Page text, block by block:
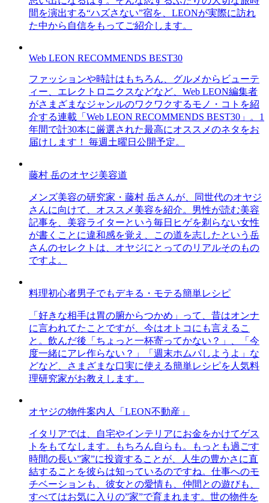
間を演出する“ハズさない”宿を、LEONが実際に訪れ
た中から自信をもってご紹介します。
Web LEON RECOMMENDS BEST30
ファッションや時計はもちろん、グルメからビューテ
ィー、エレクトロニクスなどなど、Web LEON編集者
がさまざまなジャンルのワクワクするモノ・コトを紹
介する連載「Web LEON RECOMMENDS BEST30」。1
年間で計30本に厳選された最高にオススメのネタをお
届けします！ 毎週土曜日公開予定。
藤村 岳のオヤジ美容道
メンズ美容の研究家・藤村 岳さんが、同世代のオヤジ
さんに向けて、オススメ美容を紹介。男性が読む美容
記事を、美容ライターという毎日ヒゲを剃らない女性
が書くことに違和感を覚え、この道を志したという岳
さんのセレクトは、オヤジにとってのリアルそのもの
ですよ。
料理初心者男子でもデキる・モテる簡単レシピ
「好きな相手は胃の腑からつかめ」って、昔はオンナ
に言われてたことですが、今はオトコにも言えるこ
と。飲んだ後「ちょっと一杯寄ってかない？」、「今
度一緒にアレ作らない？」「週末ホムパしようよ」な
どなど、さまざまな口実に使える簡単レシピを人気料
理研究家がお教えします。
オヤジの物件案内人「LEON不動産」
イタリアでは、自宅やインテリアにお金をかけてゲス
トをもてなします。もちろん自らも。もっとも過ごす
時間の長い”家”に投資することが、人生の豊かさに直
結することを彼らは知っているのですね。仕事へのモ
チベーションも、彼女との愛情も、仲間との遊びも、
すべてはお気に入りの”家”で育まれます。世の物件を